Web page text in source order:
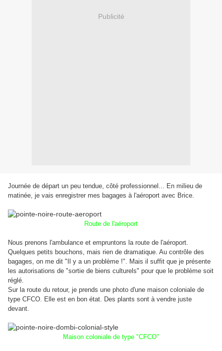
Publicité
Journée de départ un peu tendue, côté professionnel... En milieu de
matinée, je vais enregistrer mes bagages à l'aéroport avec Brice.
Route de l'aéroport
Nous prenons l'ambulance et empruntons la route de l'aéroport.
Quelques petits bouchons, mais rien de dramatique. Au contrôle des
bagages, on me dit "Il y a un problème !". Mais il suffit que je présente
les autorisations de "sortie de biens culturels" pour que le problème soit
réglé.
Sur la route du retour, je prends une photo d'une maison coloniale de
type CFCO. Elle est en bon état. Des plants sont à vendre juste
devant.
Maison coloniale de type "CFCO"